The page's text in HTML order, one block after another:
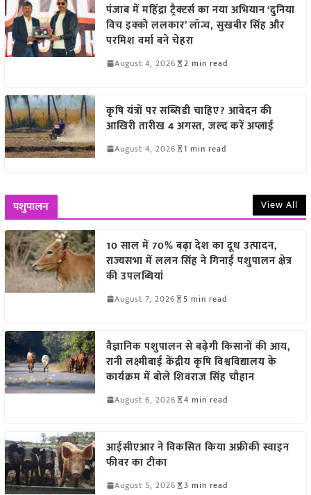
पंजाब में महिंद्रा ट्रैक्टर्स का नया अभियान ‘दुनिया
विच इक्को ललकार’ लॉन्च, सुखबीर सिंह और
परमिश वर्मा बने चेहरा
August 4, 2026 2 min read
कृषि यंत्रों पर सब्सिडी चाहिए? आवेदन की
आखिरी तारीख 4 अगस्त, जल्द करें अप्लाई
August 4, 2026 1 min read
पशुपालन View All
10 साल में 70% बढ़ा देश का दूध उत्पादन,
राज्यसभा में ललन सिंह ने गिनाईं पशुपालन क्षेत्र
की उपलब्धियां
August 7, 2026 5 min read
वैज्ञानिक पशुपालन से बढ़ेगी किसानों की आय,
रानी लक्ष्मीबाई केंद्रीय कृषि विश्वविद्यालय के
कार्यक्रम में बोले शिवराज सिंह चौहान
August 6, 2026 4 min read
आईसीएआर ने विकसित किया अफ्रीकी स्वाइन
फीवर का टीका
August 5, 2026 3 min read